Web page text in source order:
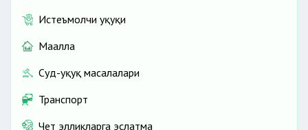
Истеъмолчи ҳуқуқи
Маҳалла
Суд-ҳуқуқ масалалари
Транспорт
Чет элликларга эслатма